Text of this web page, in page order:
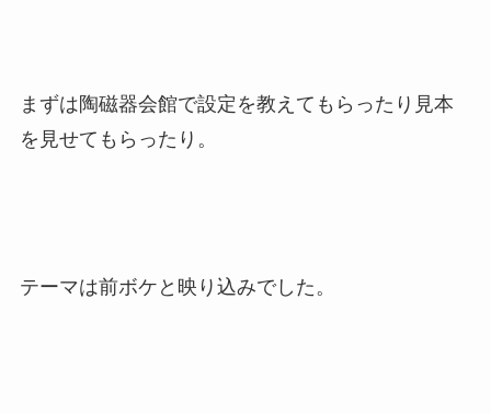
まずは陶磁器会館で設定を教えてもらったり見本
を見せてもらったり。
テーマは前ボケと映り込みでした。